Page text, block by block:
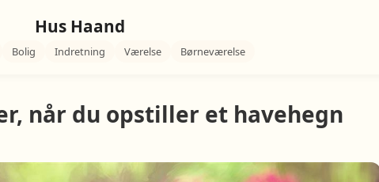
Hus Haand
Bolig Indretning Værelse Børneværelse
når du opstiller et havehegn